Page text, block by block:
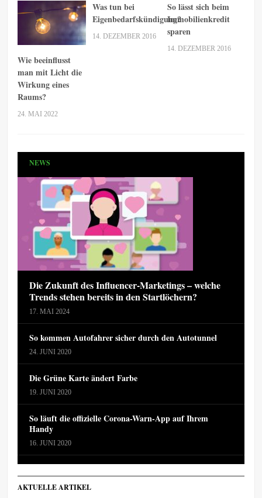
Wie beeinflusst
man mit Licht die
Wirkung eines
Raums?
24. MAI 2022
Was tun bei
Eigenbedarfskündigung?
14. DEZEMBER 2016
So lässt sich beim
Immobilienkredit
sparen
14. DEZEMBER 2016
NEWS
Die Zukunft des Influencer-Marketings – welche
Trends stehen bereits in den Startlöchern?
17. MAI 2024
So kommen Autofahrer sicher durch den Autotunnel
24. JUNI 2020
Die Grüne Karte ändert Farbe
19. JUNI 2020
So läuft die offizielle Corona-Warn-App auf Ihrem
Handy
16. JUNI 2020
AKTUELLE ARTIKEL